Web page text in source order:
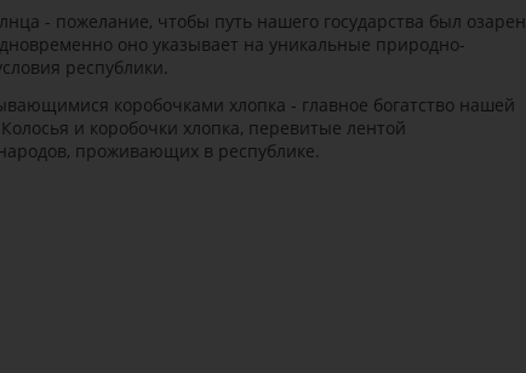
- пожелание, чтобы путь нашего государства был озарен
оно указывает на уникальные природно-
республики.
коробочками хлопка - главное богатство нашей
и коробочки хлопка, перевитые лентой
проживающих в республике.